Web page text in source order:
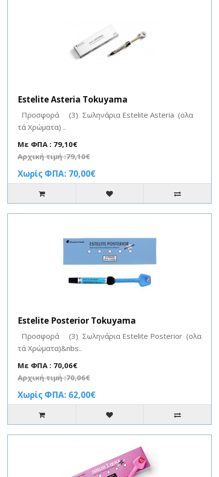
Estelite Asteria Tokuyama
Προσφορά (3) Σωληνάρια Estelite Asteria (ολα
τά Χρώματα) ..
Με ΦΠΑ : 79,10€
Αρχική τιμή :79,10€
Χωρίς ΦΠΑ: 70,00€
Estelite Posterior Tokuyama
Προσφορά (3) Σωληνάρια Estelite Posterior (ολα
τά Χρώματα)&nbs..
Με ΦΠΑ : 70,06€
Αρχική τιμή :70,06€
Χωρίς ΦΠΑ: 62,00€